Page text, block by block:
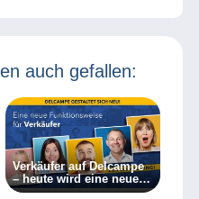
auch gefallen:
Verkäufer auf Delcampe
– heute wird eine neue
Funktionsweise